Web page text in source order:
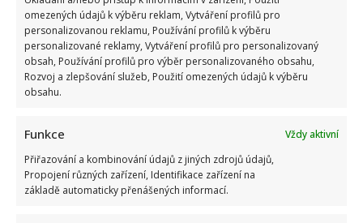
omezených údajů k výběru reklam, Vytváření profilů pro
personalizovanou reklamu, Používání profilů k výběru
personalizované reklamy, Vytváření profilů pro personalizovaný
obsah, Používání profilů pro výběr personalizovaného obsahu,
Rozvoj a zlepšování služeb, Použití omezených údajů k výběru
obsahu.
Funkce
Vždy aktivní
Přiřazování a kombinování údajů z jiných zdrojů údajů,
Propojení různých zařízení, Identifikace zařízení na
základě automaticky přenášených informací.
Jiří Dvořák o svém výjezdu na Ukrajinu, kde viděl samé hrůzy:
Češi si prý neváží toho, co mají
Bolestivý moment Ivy Pazderkové na dovolené: Její video